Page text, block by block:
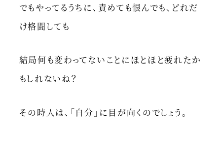
でもやってるうちに、責めても恨んでも、どれだ
け格闘しても
結局何も変わってないことにほとほと疲れたか
もしれないね？
その時人は、「自分」に目が向くのでしょう。